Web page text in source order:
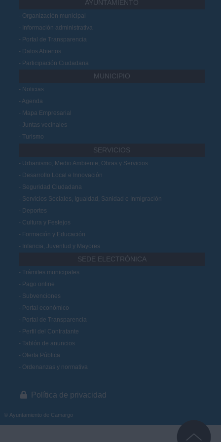
AYUNTAMIENTO
Organización municipal
Información administrativa
Portal de Transparencia
Datos Abiertos
Participación Ciudadana
MUNICIPIO
Noticias
Agenda
Mapa Empresarial
Juntas vecinales
Turismo
SERVICIOS
Urbanismo, Medio Ambiente, Obras y Servicios
Desarrollo Local e Innovación
Seguridad Ciudadana
Servicios Sociales, Igualdad, Sanidad e Inmigración
Deportes
Cultura y Festejos
Formación y Educación
Infancia, Juventud y Mayores
SEDE ELECTRÓNICA
Trámites municipales
Pago online
Subvenciones
Portal económico
Portal de Transparencia
Perfil del Contratante
Tablón de anuncios
Oferta Pública
Ordenanzas y normativa
Política de privacidad
© Ayuntamiento de Camargo